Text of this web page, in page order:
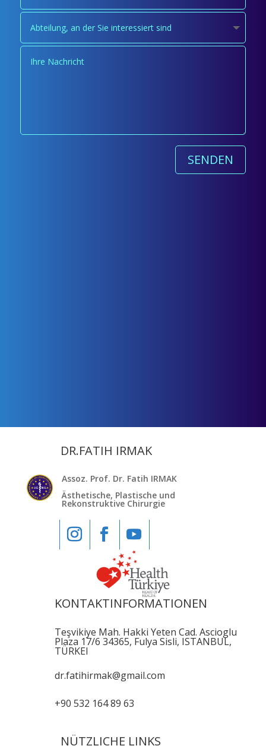
SENDEN
DR.FATIH IRMAK
Assoz. Prof. Dr. Fatih IRMAK
Ästhetische, Plastische und
Rekonstruktive Chirurgie
KONTAKTINFORMATIONEN
Teşvikiye Mah. Hakki Yeten Cad. Ascioglu
Plaza 17/6 34365, Fulya Sisli, ISTANBUL,
TÜRKEI
dr.fatihirmak@gmail.com
+90 532 164 89 63
NÜTZLICHE LINKS